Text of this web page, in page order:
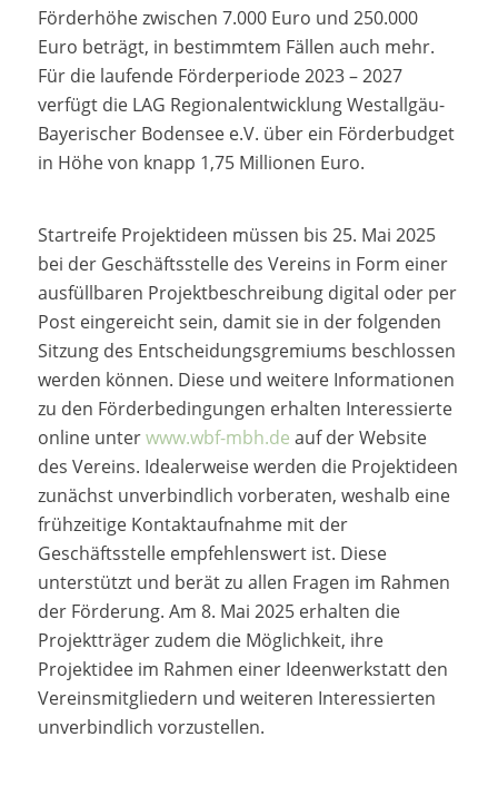
Förderhöhe zwischen 7.000 Euro und 250.000
Euro beträgt, in bestimmtem Fällen auch mehr.
Für die laufende Förderperiode 2023 – 2027
verfügt die LAG Regionalentwicklung Westallgäu-
Bayerischer Bodensee e.V. über ein Förderbudget
in Höhe von knapp 1,75 Millionen Euro.
Startreife Projektideen müssen bis 25. Mai 2025
bei der Geschäftsstelle des Vereins in Form einer
ausfüllbaren Projektbeschreibung digital oder per
Post eingereicht sein, damit sie in der folgenden
Sitzung des Entscheidungsgremiums beschlossen
werden können. Diese und weitere Informationen
zu den Förderbedingungen erhalten Interessierte
online unterwww.wbf-mbh.de auf der Website
des Vereins. Idealerweise werden die Projektideen
zunächst unverbindlich vorberaten, weshalb eine
frühzeitige Kontaktaufnahme mit der
Geschäftsstelle empfehlenswert ist. Diese
unterstützt und berät zu allen Fragen im Rahmen
der Förderung. Am 8. Mai 2025 erhalten die
Projektträger zudem die Möglichkeit, ihre
Projektidee im Rahmen einer Ideenwerkstatt den
Vereinsmitgliedern und weiteren Interessierten
unverbindlich vorzustellen.